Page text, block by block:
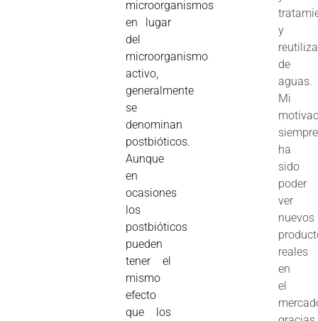
microorganismos
en lugar
del
microorganismo
activo,
generalmente
se
denominan
postbióticos.
Aunque
en
ocasiones
los
postbióticos
pueden
tener el
mismo
efecto
que los
y
de
aguas.
Mi
siempre
ha
sido
poder
ver
nuevos
reales
en
el